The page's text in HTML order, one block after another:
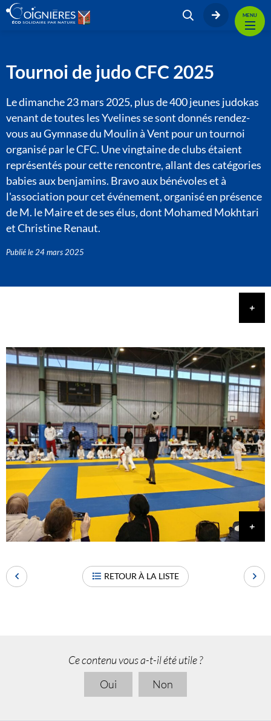
MENU
Tournoi de judo CFC 2025
Le dimanche 23 mars 2025, plus de 400 jeunes judokas
venant de toutes les Yvelines se sont donnés rendez-
vous au Gymnase du Moulin à Vent pour un tournoi
organisé par le CFC. Une vingtaine de clubs étaient
représentés pour cette rencontre, allant des catégories
babies aux benjamins. Bravo aux bénévoles et à
l'association pour cet événement, organisé en présence
de M. le Maire et de ses élus, dont Mohamed Mokhtari
et Christine Renaut.
Publié le 24 mars 2025
RETOUR À LA LISTE
Ce contenu vous a-t-il été utile ?
Oui
Non